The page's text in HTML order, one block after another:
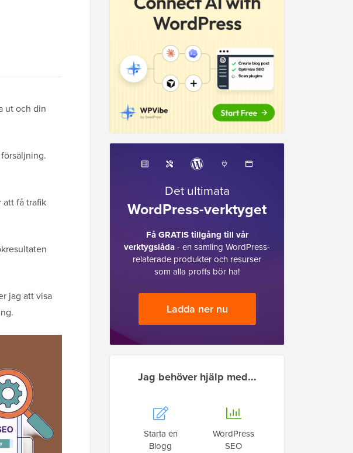
ut och din
att få trafik
jag att visa
Det ultimata
WordPress-verktyget
Få GRATIS tillgång till vår
verktygslåda- en samling WordPress-
relaterade produkter och resurser
som alla proffs bör ha!
Ladda ner nu
Jag behöver hjälp med...
Starta en
Blogg
WordPress
SEO